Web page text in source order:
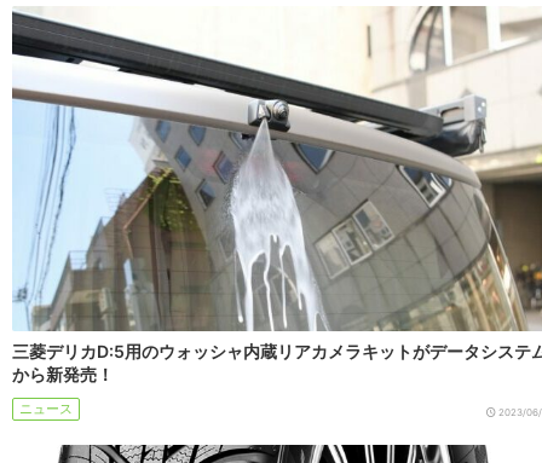
三菱デリカD:5用のウォッシャ内蔵リアカメラキットがデータシステ
から新発売！
ニュース 2023/